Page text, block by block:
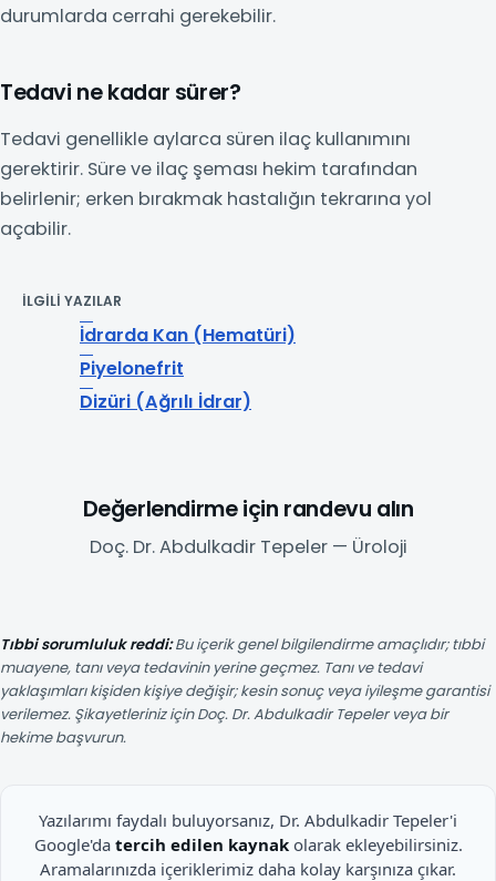
durumlarda cerrahi gerekebilir.
Tedavi ne kadar sürer?
Tedavi genellikle aylarca süren ilaç kullanımını
gerektirir. Süre ve ilaç şeması hekim tarafından
belirlenir; erken bırakmak hastalığın tekrarına yol
açabilir.
İLGILI YAZILAR
İdrarda Kan (Hematüri)
Piyelonefrit
Dizüri (Ağrılı İdrar)
Değerlendirme için randevu alın
Doç. Dr. Abdulkadir Tepeler — Üroloji
Tıbbi sorumluluk reddi:Bu içerik genel bilgilendirme amaçlıdır; tıbbi
muayene, tanı veya tedavinin yerine geçmez. Tanı ve tedavi
yaklaşımları kişiden kişiye değişir; kesin sonuç veya iyileşme garantisi
verilemez. Şikayetleriniz için Doç. Dr. Abdulkadir Tepeler veya bir
hekime başvurun.
Yazılarımı faydalı buluyorsanız, Dr. Abdulkadir Tepeler'i
Google'da tercih edilen kaynakolarak ekleyebilirsiniz.
Aramalarınızda içeriklerimiz daha kolay karşınıza çıkar.